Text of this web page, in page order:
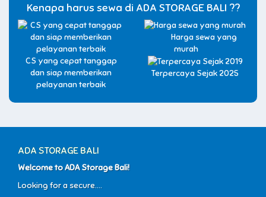
Kenapa harus sewa di ADA STORAGE BALI ??
CS yang cepat tanggap
dan siap memberikan
pelayanan terbaik
Harga sewa yang
murah
Terpercaya Sejak 2025
ADA STORAGE BALI
Welcome to ADA Storage Bali!
Looking for a secure....